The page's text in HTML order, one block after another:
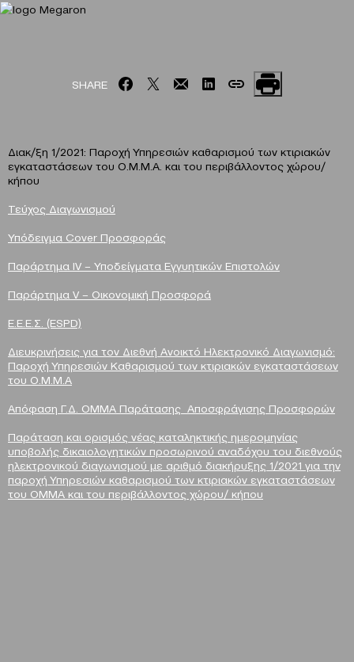
SHARE
Διακ/ξη 1/2021: Παροχή Υπηρεσιών καθαρισμού των κτιριακών
εγκαταστάσεων του Ο.Μ.Μ.Α. και του περιβάλλοντος χώρου/
κήπου
Τεύχος Διαγωνισμού
Υπόδειγμα Cover Προσφοράς
Παράρτημα IV – Υποδείγματα Εγγυητικών Επιστολών
Παράρτημα V – Οικονομική Προσφορά
Ε.Ε.Ε.Σ. (ESPD)
Διευκρινήσεις για τον Διεθνή Ανοικτό Ηλεκτρονικό Διαγωνισμό:
Παροχή Υπηρεσιών Καθαρισμού των κτιριακών εγκαταστάσεων
του Ο.Μ.Μ.Α
Απόφαση Γ.Δ. ΟΜΜΑ Παράτασης Αποσφράγισης Προσφορών
Παράταση και ορισμός νέας καταληκτικής ημερομηνίας
υποβολής δικαιολογητικών προσωρινού αναδόχου του διεθνούς
ηλεκτρονικού διαγωνισμού με αριθμό διακήρυξης 1/2021 για την
παροχή Υπηρεσιών καθαρισμού των κτιριακών εγκαταστάσεων
του ΟΜΜΑ και του περιβάλλοντος χώρου/ κήπου